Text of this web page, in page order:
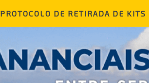
PROTOCOLO DE RETIRADA DE KITS